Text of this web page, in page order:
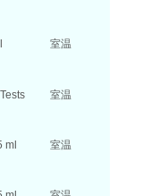
室温
室温
ml 室温